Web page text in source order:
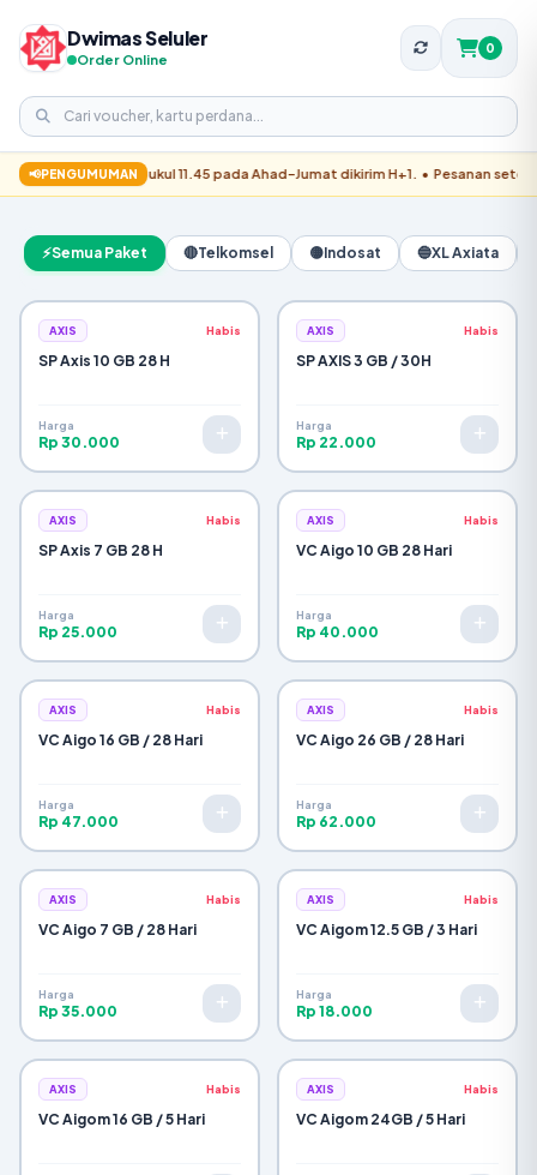
Dwimas Seluler
Order Online
0
📢PENGUMUMAN
Pesanan setelah pukul 11.45 pada Ahad–Jumat dikirim H+1. • Pesanan
⚡Semua Paket 🔴Telkomsel 🟡Indosat 🔵XL Axiata
AXIS Habis
SP Axis 10 GB 28 H
Harga
Rp 30.000
AXIS Habis
SP AXIS 3 GB / 30H
Harga
Rp 22.000
AXIS Habis
SP Axis 7 GB 28 H
Harga
Rp 25.000
AXIS Habis
VC Aigo 10 GB 28 Hari
Harga
Rp 40.000
AXIS Habis
VC Aigo 16 GB / 28 Hari
Harga
Rp 47.000
AXIS Habis
VC Aigo 26 GB / 28 Hari
Harga
Rp 62.000
AXIS Habis
VC Aigo 7 GB / 28 Hari
Harga
Rp 35.000
AXIS Habis
VC Aigom 12.5 GB / 3 Hari
Harga
Rp 18.000
AXIS Habis
VC Aigom 16 GB / 5 Hari
AXIS Habis
VC Aigom 24GB / 5 Hari
Pesanan Berhasil Dikirim!
Pemesan:
Metode Bayar:
RINCIAN BARANG:
Total Tagihan:
Konfirmasi Pesanan via WhatsApp